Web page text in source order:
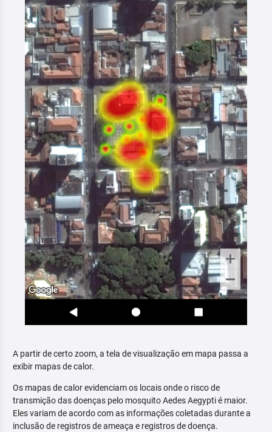
A partir de certo zoom, a tela de visualização em mapa passa a
exibir mapas de calor.
Os mapas de calor evidenciam os locais onde o risco de
transmição das doenças pelo mosquito Aedes Aegypti é maior.
Eles variam de acordo com as informações coletadas durante a
inclusão de registros de ameaça e registros de doença.